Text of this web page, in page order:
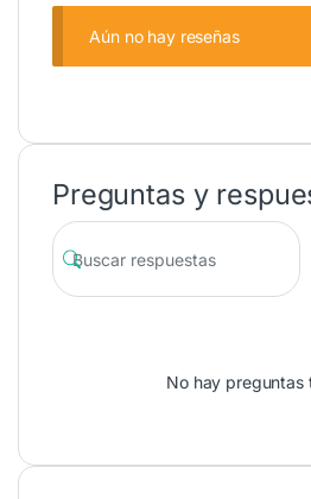
Aún no hay reseñas
Preguntas y
No hay preguntas